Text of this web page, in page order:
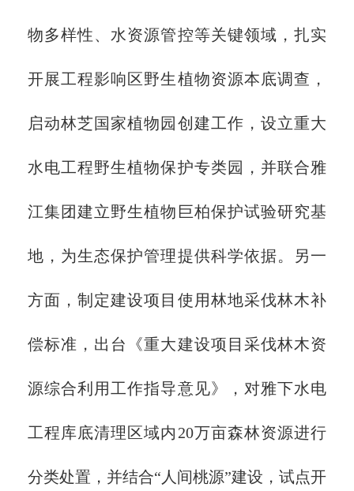
物多样性、水资源管控等关键领域，扎实
开展工程影响区野生植物资源本底调查，
启动林芝国家植物园创建工作，设立重大
水电工程野生植物保护专类园，并联合雅
江集团建立野生植物巨柏保护试验研究基
地，为生态保护管理提供科学依据。另一
方面，制定建设项目使用林地采伐林木补
偿标准，出台《重大建设项目采伐林木资
源综合利用工作指导意见》，对雅下水电
工程库底清理区域内20万亩森林资源进行
分类处置，并结合“人间桃源”建设，试点开